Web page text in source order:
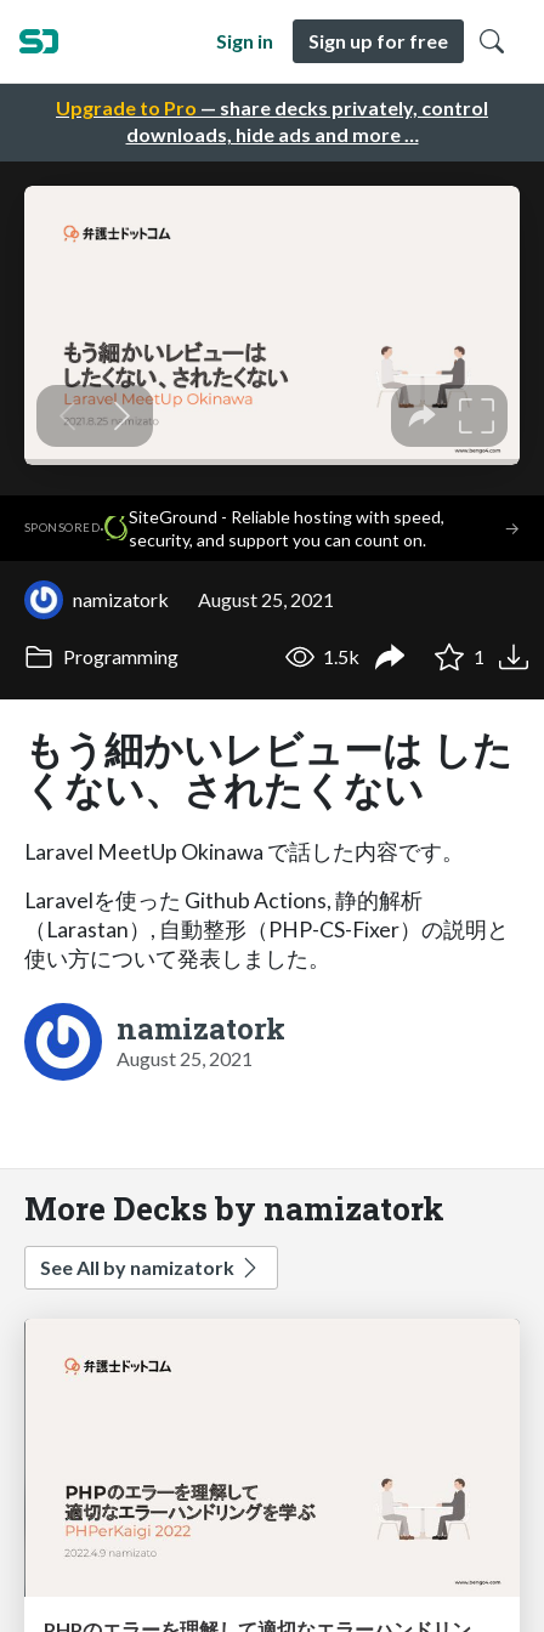
Upgrade to Pro — share decks privately, control
downloads, hide ads and more …
Sign in Sign up for free
SPONSORED·
SiteGround - Reliable hosting with speed,
security, and support you can count on.
→
namizatork August 25, 2021
Programming 1.5k 1
もう細かいレビューは した
くない、されたくない
Laravel MeetUp Okinawa で話した内容です。
Laravelを使った Github Actions, 静的解析
（Larastan）, 自動整形（PHP-CS-Fixer）の説明と
使い方について発表しました。
namizatork
August 25, 2021
More Decks by namizatork
See All by namizatork